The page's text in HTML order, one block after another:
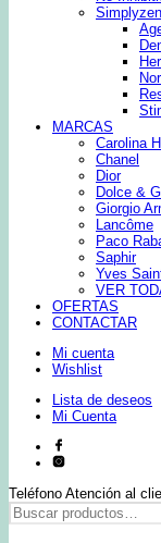
Simplyzen
MARCAS
Carolina
Chanel
Dior
Dolce &
Giorgio
Lancôme
Paco
Saphir
Yves
VER
OFERTAS
CONTACTAR
Mi cuenta
Wishlist
Lista de deseos
Mi Cuenta
Teléfono Atención al
Buscar
por: